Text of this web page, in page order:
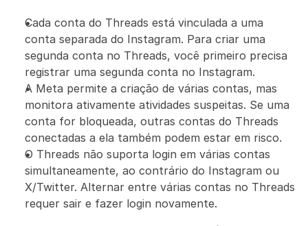
Cada conta do Threads está vinculada a uma
conta separada do Instagram. Para criar uma
segunda conta no Threads, você primeiro precisa
registrar uma segunda conta no Instagram.
A Meta permite a criação de várias contas, mas
monitora ativamente atividades suspeitas. Se uma
conta for bloqueada, outras contas do Threads
conectadas a ela também podem estar em risco.
O Threads não suporta login em várias contas
simultaneamente, ao contrário do Instagram ou
X/Twitter. Alternar entre várias contas no Threads
requer sair e fazer login novamente.